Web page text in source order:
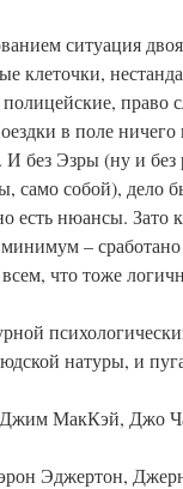
ситуация
клеточки,
право
в поле
без Эзры (ну и без
само собой), дело
есть нюансы. Зато
–
что тоже
натуры, и
МакКэй, Джо
Эджертон,